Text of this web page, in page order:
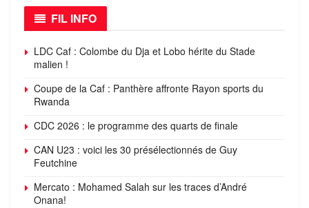
FIL INFO
LDC Caf : Colombe du Dja et Lobo hérite du Stade
malien !
Coupe de la Caf : Panthère affronte Rayon sports du
Rwanda
CDC 2026 : le programme des quarts de finale
CAN U23 : voici les 30 présélectionnés de Guy
Feutchine
Mercato : Mohamed Salah sur les traces d’André
Onana!